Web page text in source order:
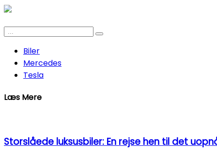
Biler
Mercedes
Tesla
Læs Mere
Storslåede luksusbiler: En rejse hen til det